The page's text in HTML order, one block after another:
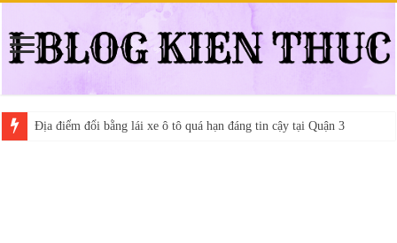
Địa điểm đổi bằng lái xe ô tô quá hạn đáng tin cậy tại Quận 3